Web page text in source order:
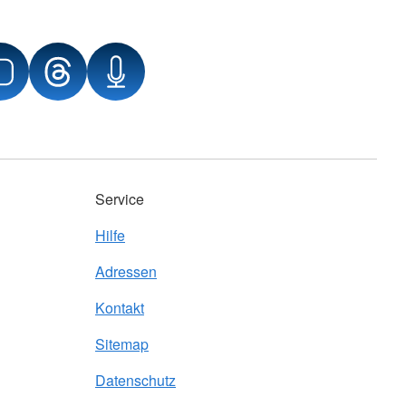
Service
Hilfe
Adressen
Kontakt
Sitemap
Datenschutz